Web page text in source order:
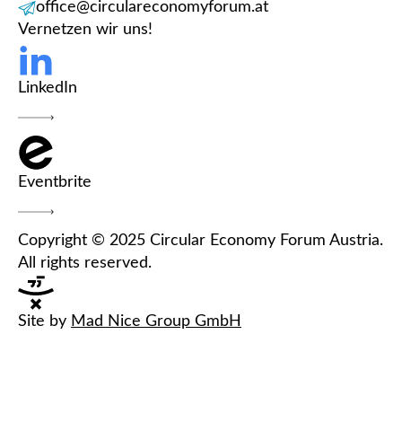
office@circulareconomyforum.at
Vernetzen wir uns!
LinkedIn
Eventbrite
Copyright © 2025 Circular Economy Forum Austria.
All rights reserved.
Site by Mad Nice Group GmbH